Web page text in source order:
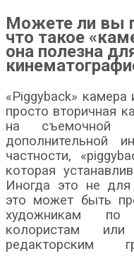
Можете ли вы
что такое
она полезна
«Piggyback»
просто вторичная
на съемочной
частности,
которая
Иногда это не для
это может быть
художникам по
колористам
редакторским